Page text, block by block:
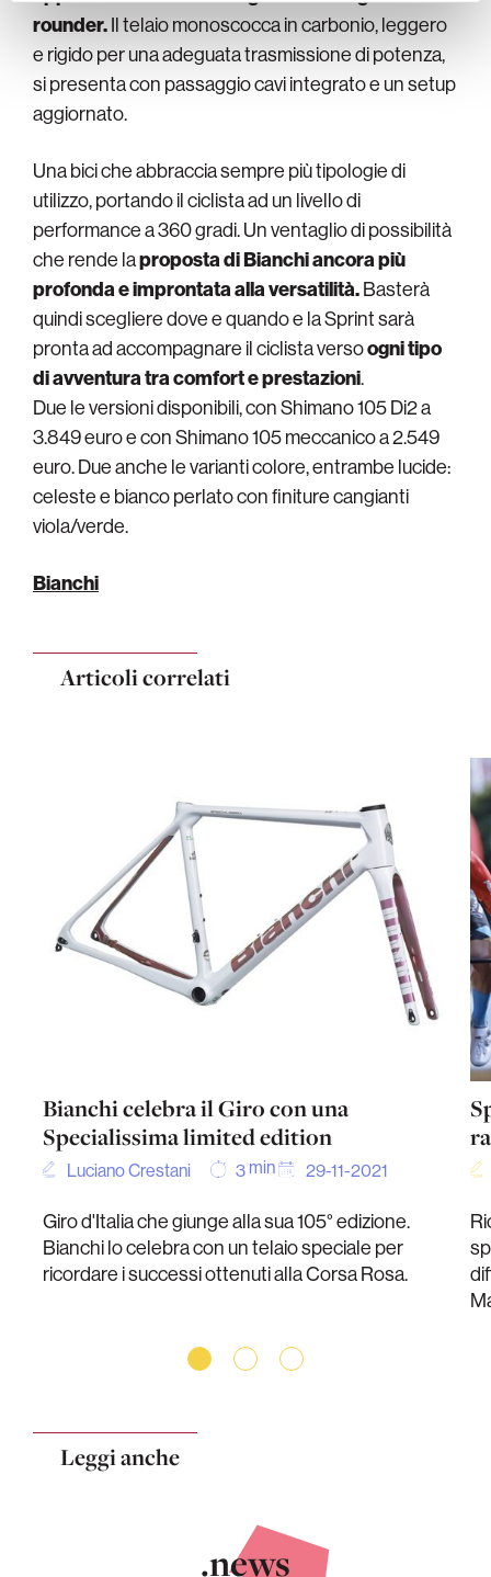
rounder.Il telaio monoscocca in carbonio, leggero
e rigido per una adeguata trasmissione di potenza,
si presenta con passaggio cavi integrato e un setup
aggiornato.
Una bici che abbraccia sempre più tipologie di
utilizzo, portando il ciclista ad un livello di
performance a 360 gradi. Un ventaglio di possibilità
che rende laproposta di Bianchi ancora più
profonda e improntata alla versatilità.Basterà
quindi scegliere dove e quando e la Sprint sarà
pronta ad accompagnare il ciclista versoogni tipo
di avventura tra comfort e prestazioni.
Due le versioni disponibili, con Shimano 105 Di2 a
3.849 euro e con Shimano 105 meccanico a 2.549
euro. Due anche le varianti colore, entrambe lucide:
celeste e bianco perlato con finiture cangianti
viola/verde.
Bianchi
Articoli correlati
Bianchi celebra il Giro con una
Specialissima limited edition
Luciano Crestani 3 min 29-11-2021
Giro d'Italia che giunge alla sua 105° edizione.
Bianchi lo celebra con un telaio speciale per
ricordare i successi ottenuti alla Corsa Rosa.
Leggi anche
.news